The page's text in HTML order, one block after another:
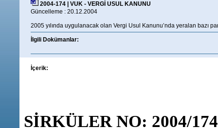
2004-174 | VUK - VERGİ USUL KANUNU
Güncelleme : 20.12.2004
2005 yılında uygulanacak olan Vergi Usul Kanunu’nda yeralan bazı
İlgili Dokümanlar:
İçerik: